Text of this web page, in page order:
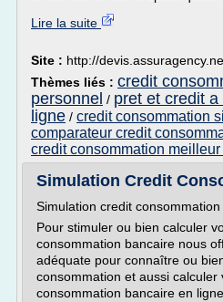
Lire la suite
Site : http://
Thèmes liés : credit
personnel / pret et credit
ligne / credit consommation
comparateur credit
credit consommation meilleur
Simulation Credit
Simulation credit consommation
Pour stimuler ou bien calculer
consommation bancaire nous
adéquate pour connaître ou
consommation et aussi calculer
consommation bancaire en